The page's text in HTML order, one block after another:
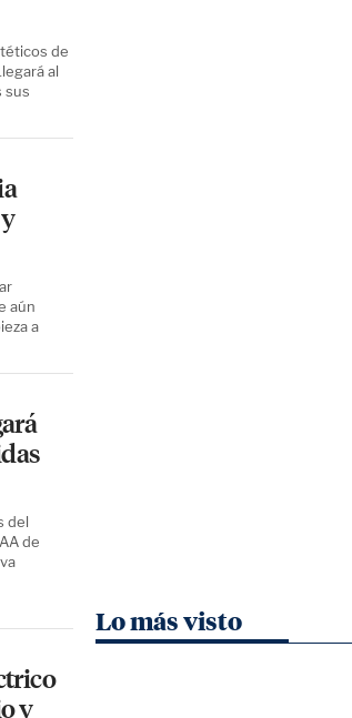
de
al
sus
aún
a
del
de
y
Lo más visto